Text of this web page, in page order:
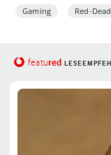
Gaming Red-
featured